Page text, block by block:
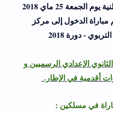
25 ماي 2018
الدخول إلى مركز
- دورة 2018
الإعدادي الرسميين و
في مسلكين :